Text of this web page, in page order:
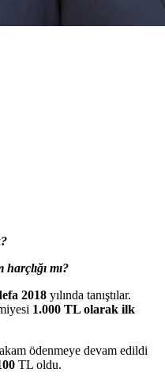
mı?
2018 yılında tanıştılar.
1.000 TL olarak ilk
ödenmeye devam edildi
TL oldu.